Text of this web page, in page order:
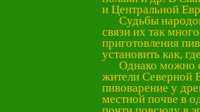
и Центральной
Судьбы народов
связи их так
приготовления
установить как,
Однако можно
жители Северной
пивоварение у
местной почве в